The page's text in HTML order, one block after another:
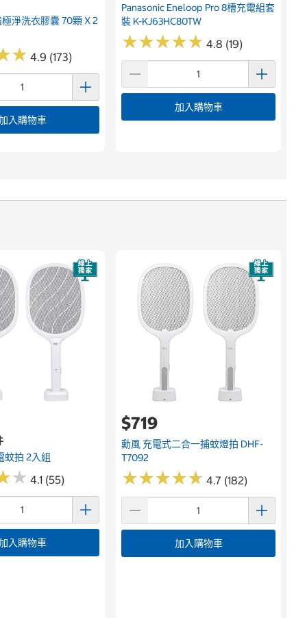
淨洗衣膠囊 70顆 X 2
★
★ 4.9 (173)
入購物車
Panasonic Eneloop Pro 8槽充電組套
裝 K-KJ63HC80TW
★★★★★
★★★★★ 4.8 (19)
加入購物車
蚊拍 2入組
★
★ 4.1 (55)
入購物車
$719
勳風 充電式二合一捕蚊燈拍 DHF-
T7092
★★★★★
★★★★★ 4.7 (182)
加入購物車